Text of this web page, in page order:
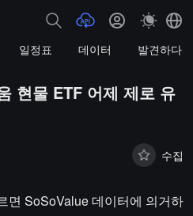
일정표 데이터 발견하다
현물 ETF 어제 제로 유
수집
면 SoSoValue 데이터에 의거하